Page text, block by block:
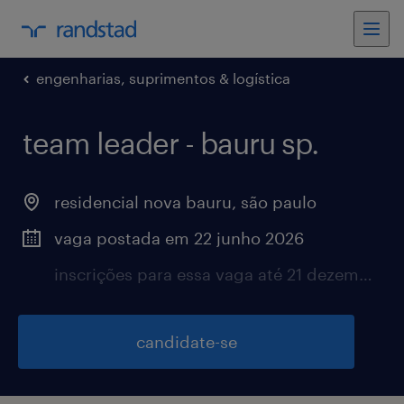
engenharias, suprimentos & logística
team leader - bauru sp.
residencial nova bauru, são paulo
vaga postada em 22 junho 2026
inscrições para essa vaga até 21 dezembro 2026
candidate-se